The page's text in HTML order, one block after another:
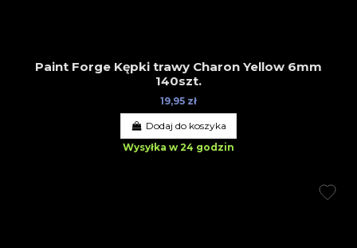
Paint Forge Kępki trawy Charon Yellow 6mm
140szt.
19,95 zł
Dodaj do koszyka
Wysyłka w 24 godzin